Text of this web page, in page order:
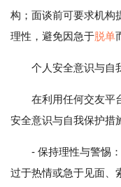
构；面谈前可要求机构
理性，避免因急于脱单
个人安全意识与自
在利用任何交友平
安全意识与自我保护措
- 保持理性与警惕
过于热情或急于见面、